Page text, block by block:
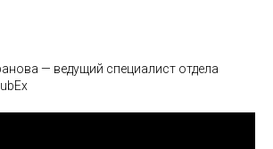
— ведущий специалист отдела